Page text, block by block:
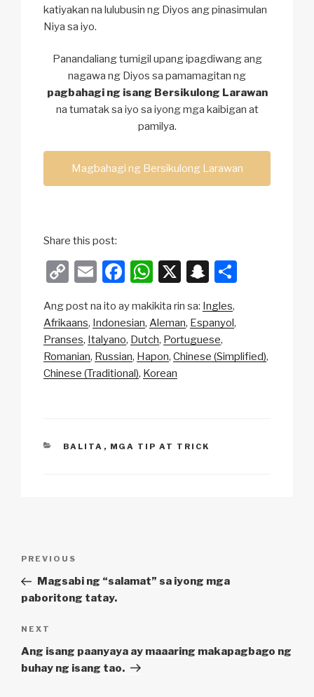
katiyakan na lulubusin ng Diyos ang pinasimulan
Niya sa iyo.
Panandaliang tumigil upang ipagdiwang ang
nagawa ng Diyos sa pamamagitan ng
pagbahagi ng isang Bersikulong Larawan
na tumatak sa iyo sa iyong mga kaibigan at
pamilya.
Magbahagi ng Bersikulong Larawan
Share this post:
C
p
y
Li
n
E
ail
F
c
e
b
o
W
at
s
A
p
X
S
a
p
c
Ang post na ito ay makikita rin sa: Ingles
Afrikaans Indonesian Aleman Espanyol
Pranses Italyano Dutch Portuguese
Romanian Russian Hapon Chinese (Simplified)
Chinese (Traditional) Korean
CATEGORIES
BALITA , MGA TIP AT TRICK
Previous
Post
PREVIOUS
Magsabi ng “salamat” sa iyong mga
paboritong tatay.
Next
Post
NEXT
Ang isang paanyaya ay maaaring makapagbago ng
buhay ng isang tao.